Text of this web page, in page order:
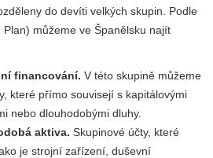
do devíti velkých skupin. Podle
Plan) můžeme ve Španělsku najít
financování. V této skupině můžeme
které přímo souvisejí s kapitálovými
nebo dlouhodobými dluhy.
aktiva. Skupinové účty, které
je strojní zařízení, duševní